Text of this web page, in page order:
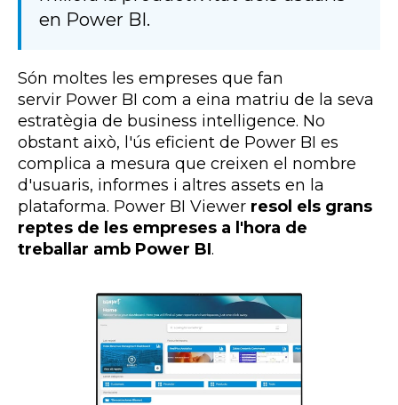
en Power BI.
Són moltes les empreses que fan
servir Power BI com a eina matriu de la seva
estratègia de business intelligence. No
obstant això, l'ús eficient de Power BI es
complica a mesura que creixen el nombre
d'usuaris, informes i altres assets en la
plataforma. Power BI Viewer resol els grans
reptes de les empreses a l'hora de
treballar amb Power BI.